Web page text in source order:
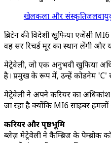
खेलकला और संस्कृतिजलवायु
ब्रिटेन की विदेशी खुफिया एजेंसी
वह सर रिचर्ड मूर का स्थान लेंगी
मेट्रेवेली, जो एक अनुभवी खुफिया
है। प्रमुख के रूप में, उन्हें कोडनेम 'C'
मेट्रेवेली ने अपने करियर का
जा रहा है क्योंकि MI6 साइबर
करियर और पृष्ठभूमि
ब्लेज़ मेट्रेवेली ने कैम्ब्रिज के पेम्ब्रोक